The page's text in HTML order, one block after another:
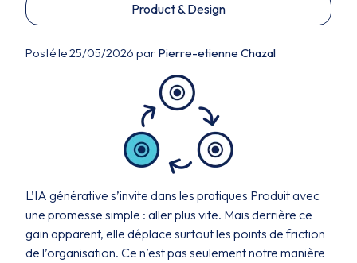
Product & Design
Posté le 25/05/2026 par Pierre-etienne Chazal
L’IA générative s’invite dans les pratiques Produit avec
une promesse simple : aller plus vite. Mais derrière ce
gain apparent, elle déplace surtout les points de friction
de l’organisation. Ce n’est pas seulement notre manière